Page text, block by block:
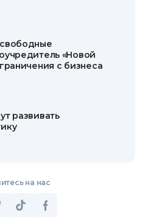
«Новой
с бизнеса
развивать
на нас